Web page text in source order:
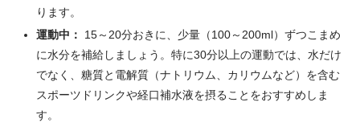
ります。
運動中：
15～20分おきに、少量（100～200ml）ずつこまめ
に水分を補給しましょう。特に30分以上の運動では、水だけ
でなく、糖質と電解質（ナトリウム、カリウムなど）を含む
スポーツドリンクや経口補水液を摂ることをおすすめしま
す。